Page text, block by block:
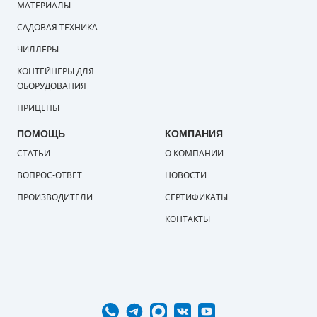
МАТЕРИАЛЫ
САДОВАЯ ТЕХНИКА
ЧИЛЛЕРЫ
КОНТЕЙНЕРЫ ДЛЯ
ОБОРУДОВАНИЯ
ПРИЦЕПЫ
ПОМОЩЬ
СТАТЬИ
ВОПРОС-ОТВЕТ
ПРОИЗВОДИТЕЛИ
КОМПАНИЯ
О КОМПАНИИ
НОВОСТИ
СЕРТИФИКАТЫ
КОНТАКТЫ